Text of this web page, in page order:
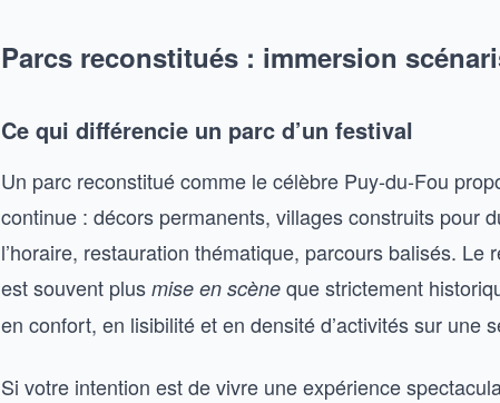
Parcs reconstitués : immersion
Ce qui différencie un parc d’un festival
Un parc reconstitué comme le célèbre Puy-du-Fou
continue : décors permanents, villages construits pour
l’horaire, restauration thématique, parcours balisés. Le
est souvent plus mise en scène que strictement
en confort, en lisibilité et en densité d’activités sur une
Si votre intention est de vivre une expérience